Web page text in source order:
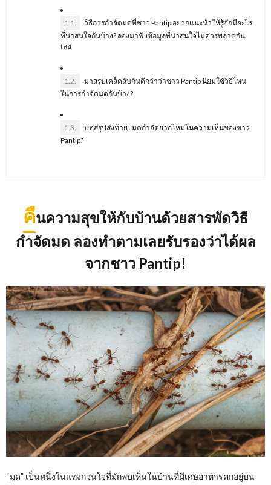
1.1.
วิธีการกำจัดมดที่ชาว Pantip อยากแนะนำให้รู้จักมีอะไร
ที่น่าสนใจกันบ้าง? ลองมาฟังข้อมูลที่น่าสนใจไม่ควรพลาดกัน
เลย
1.2.
มาสรุปเคล็ดลับกันดีกว่าว่าชาว Pantip นิยมใช้วิธีไหน
ในการกำจัดมดกันบ้าง?
1.3.
บทสรุปส่งท้าย : มดกำจัดยากไหมในความเห็นของชาว
Pantip?
คืนความสุขให้กับบ้านด้วยสารพัดวิธี
กำจัดมด ลองทำตามเลยรับรองว่าได้ผล
จากชาว Pantip!
“มด” เป็นหนึ่งในแทงกวนใจที่มักพบเห็นในบ้านที่มีเศษอาหารตกอยู่บน